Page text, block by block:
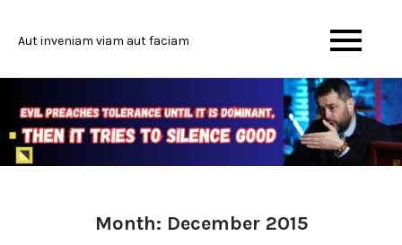
Aut inveniam viam aut faciam
Month: December 2015